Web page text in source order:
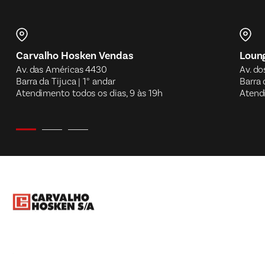
Carvalho Hosken Vendas
Av. das Américas 4430
Barra da Tijuca | 1° andar
Atendimento todos os dias, 9 às 19h
Av.
Barra